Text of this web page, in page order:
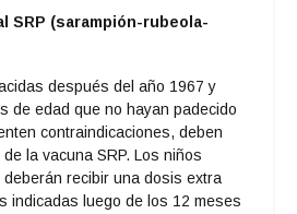
SRP (sarampión-rubeola-
después del año 1967 y
de edad que no hayan padecido
contraindicaciones, deben
la vacuna SRP. Los niños
recibir una dosis extra
indicadas luego de los 12 meses